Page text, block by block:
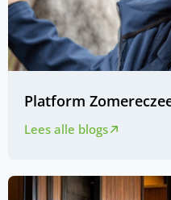
Platform
Lees alle blogs